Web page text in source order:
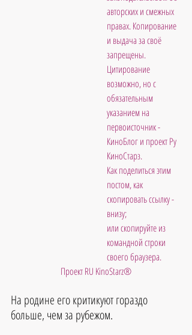
авторских и смежных
правах. Копирование
и выдача за своё
запрещены.
Цитирование
возможно, но с
обязательным
указанием на
первоисточник -
КиноБлог и проект Ру
КиноСтарз.
Как поделиться этим
постом, как
скопировать ссылку -
внизу;
или скопируйте из
командной строки
своего браузера.
Проект RU KinoStarz®
На родине его критикуют гораздо
больше, чем за рубежом.